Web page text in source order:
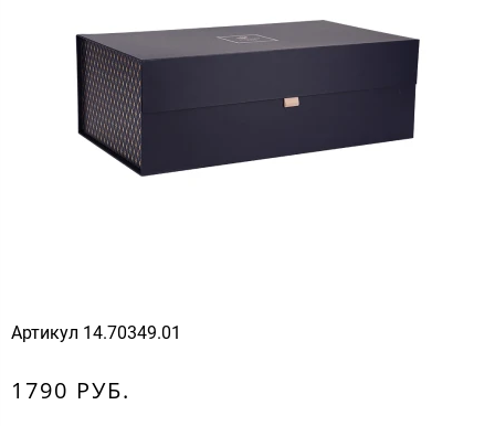
Артикул 14.70349.01
1790 РУБ.